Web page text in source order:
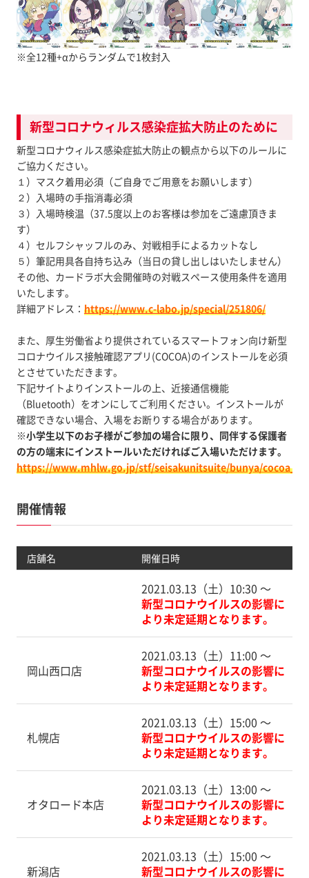
※全12種+αからランダムで1枚封入
新型コロナウィルス感染症拡大防止のために
新型コロナウィルス感染症拡大防止の観点から以下のルールに
ご協力ください。
１）マスク着用必須（ご自身でご用意をお願いします）
２）入場時の手指消毒必須
３）入場時検温（37.5度以上のお客様は参加をご遠慮頂きま
す）
４）セルフシャッフルのみ、対戦相手によるカットなし
５）筆記用具各自持ち込み（当日の貸し出しはいたしません）
その他、カードラボ大会開催時の対戦スペース使用条件を適用
いたします。
詳細アドレス： https://www.c-labo.jp/special/251806/
また、厚生労働省より提供されているスマートフォン向け新型
コロナウイルス接触確認アプリ(COCOA)のインストールを必須
とさせていただきます。
下記サイトよりインストールの上、近接通信機能
（Bluetooth）をオンにしてご利用ください。インストールが
確認できない場合、入場をお断りする場合があります。
※小学生以下のお子様がご参加の場合に限り、同伴する保護者
の方の端末にインストールいただければご入場いただけます。
https://www.mhlw.go.jp/stf/seisakunitsuite/bunya/
開催情報
店舗名 開催日時
2021.03.13（土）10:30 〜
新型コロナウイルスの影響に
より未定延期となります。
岡山西口店
2021.03.13（土）11:00 〜
新型コロナウイルスの影響に
より未定延期となります。
札幌店
2021.03.13（土）15:00 〜
新型コロナウイルスの影響に
より未定延期となります。
オタロード本店
2021.03.13（土）13:00 〜
新型コロナウイルスの影響に
より未定延期となります。
新潟店
2021.03.13（土）15:00 〜
新型コロナウイルスの影響に